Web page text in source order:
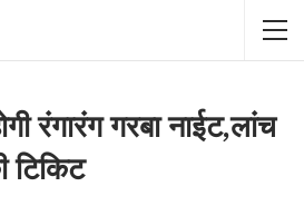
रंगारंग गरबा नाईट,लांच
टिकिट